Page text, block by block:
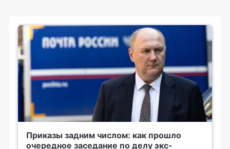
Приказы задним числом: как прошло
очередное заседание по делу экс-